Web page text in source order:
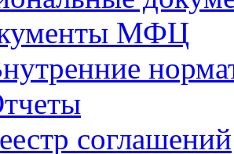
МФЦ
соглашений